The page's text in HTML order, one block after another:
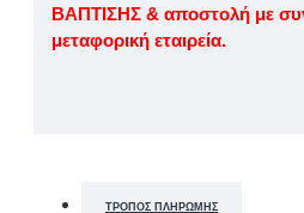
ΒΑΠΤΙΣΗΣ & αποστολή με
μεταφορική εταιρεία.
ΤΡΌΠΟΣ ΠΛΗΡΩΜΉΣ